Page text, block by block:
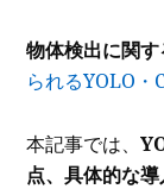
物体検出に関す
られるYOLO・
本記事では、
点、具体的な